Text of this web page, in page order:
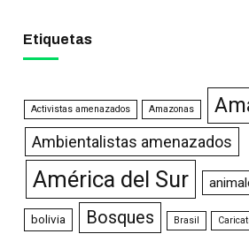
Etiquetas
Activistas amenazados Amazonas
Ambientalistas amenazados
América del Sur
bolivia Bosques Brasil